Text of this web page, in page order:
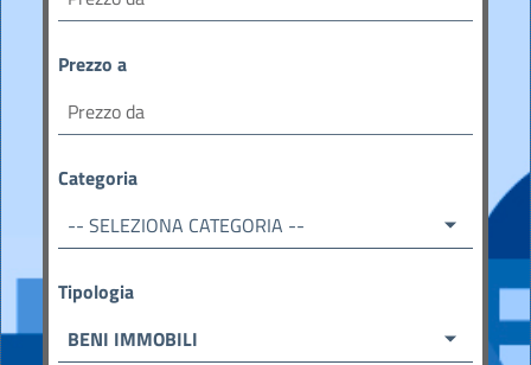
Prezzo a
Categoria
-- SELEZIONA CATEGORIA --
Tipologia
BENI IMMOBILI